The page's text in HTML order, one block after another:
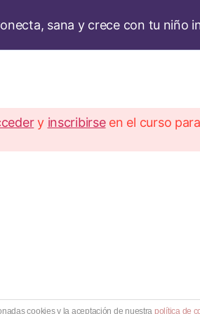
MI CUENTAsana y crece con tu niño
y inscribirseen el curso
cookies y la aceptación de nuestra política de